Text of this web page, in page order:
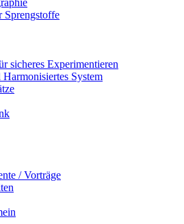
Sprengstoffe
sicheres Experimentieren
System
/ Vorträge